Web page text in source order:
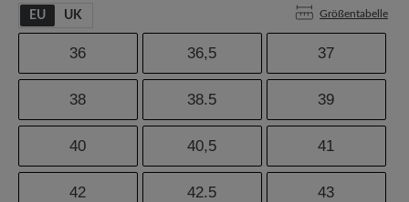
EU UK Größentabelle
36 36,5 37
38 38.5 39
40 40,5 41
42 42.5 43